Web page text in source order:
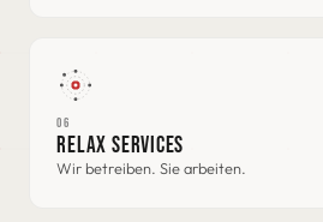
06
RELAX SERVICES
Wir betreiben. Sie arbeiten.